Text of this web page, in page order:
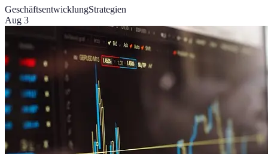
GeschäftsentwicklungStrategien
Aug 3